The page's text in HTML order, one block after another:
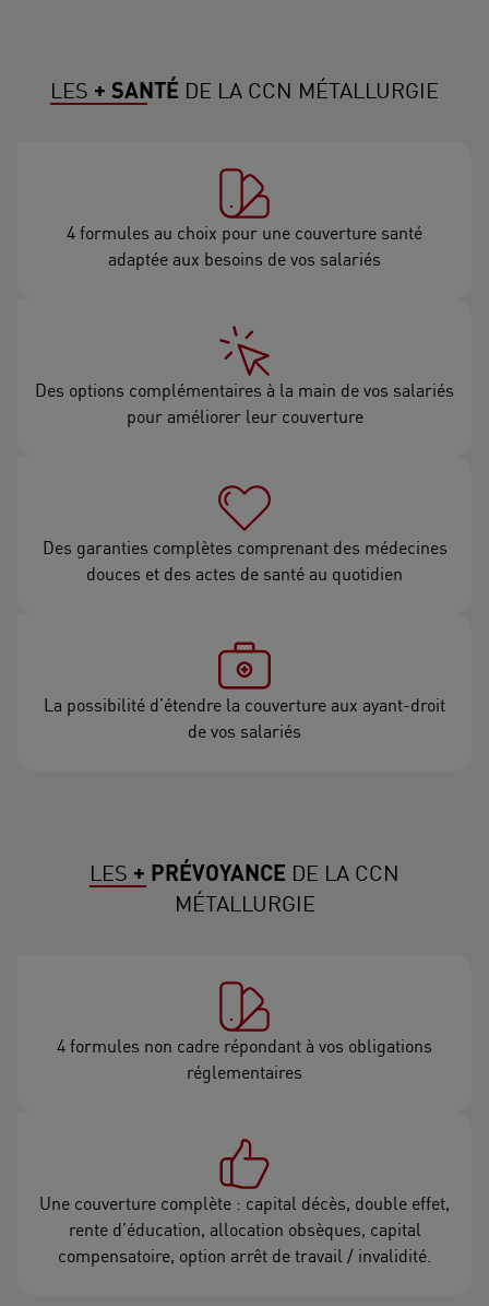
LES + SANTÉ DE LA CCN MÉTALLURGIE
4 formules au choix pour une couverture santé
adaptée aux besoins de vos salariés
Des options complémentaires à la main de vos salariés
pour améliorer leur couverture
Des garanties complètes comprenant des médecines
douces et des actes de santé au quotidien
La possibilité d’étendre la couverture aux ayant-droit
de vos salariés
LES + PRÉVOYANCE DE LA CCN
MÉTALLURGIE
4 formules non cadre répondant à vos obligations
réglementaires
Une couverture complète : capital décès, double effet,
rente d’éducation, allocation obsèques, capital
compensatoire, option arrêt de travail / invalidité.